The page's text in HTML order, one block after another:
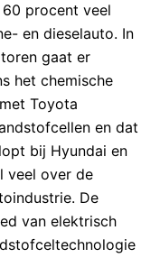
procent veel
en dieselauto. In
gaat er
het chemische
Toyota
en dat
bij Hyundai en
veel over de
De
van elektrisch